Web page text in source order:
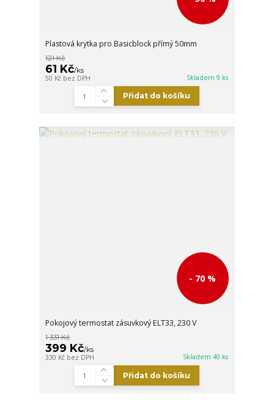
Plastová krytka pro Basicblock přímý 50mm
121 Kč
61 Kč/ks
50 Kč bez DPH Skladem 9 ks
Přidat do košíku
- 70 %
Pokojový termostat zásuvkový ELT33, 230 V
1 331 Kč
399 Kč/ks
330 Kč bez DPH Skladem 40 ks
Přidat do košíku